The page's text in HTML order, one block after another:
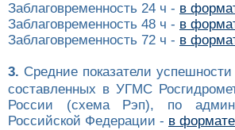
Заблаговременность 24 ч - в
Заблаговременность 48 ч - в
Заблаговременность 72 ч - в
3. Средние показатели успешности
составленных в УГМС
России (схема Рэп), по
Российской Федерации - в